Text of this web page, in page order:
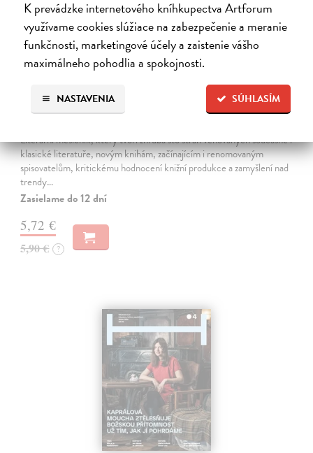
K prevádzke internetového kníhkupectva Artforum
využívame cookies slúžiace na zabezpečenie a meranie
funkčnosti, marketingové účely a zaistenie vášho
maximálneho pohodlia a spokojnosti.
SÚHLASÍM
NASTAVENIA
Host 5/2026
Literární měsíčník, který tvoří zhruba sto stran věnovaných současné i
klasické literatuře, novým knihám, začínajícím i renomovaným
spisovatelům, kritickému hodnocení knižní produkce a zamyšlení nad
trendy…
Zasielame do 12 dní
5,72 €
5,90 € ?